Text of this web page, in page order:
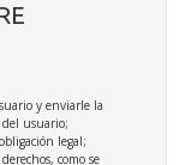
y enviarle la
usuario;
legal;
como se